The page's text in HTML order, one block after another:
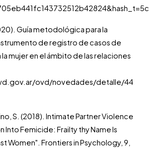
Guía metodológica para la
de registro de casos de
mujer en el ámbito de las relaciones
ovd/novedades/detalle/44
S. (2018). Intimate Partner Violence
Into Femicide: Frailty thy Name Is
Women". Frontiers in Psychology, 9,